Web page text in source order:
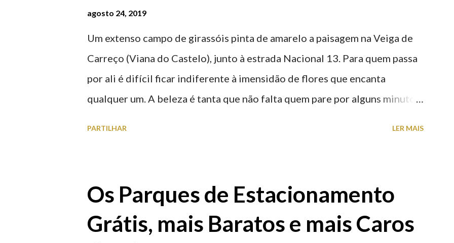
agosto 24, 2019
Um extenso campo de girassóis pinta de amarelo a paisagem na Veiga de
Carreço (Viana do Castelo), junto à estrada Nacional 13. Para quem passa
por ali é difícil ficar indiferente à imensidão de flores que encanta
qualquer um. A beleza é tanta que não falta quem pare por alguns minutos
PARTILHAR LER MAIS
Os Parques de Estacionamento
Grátis, mais Baratos e mais Caros